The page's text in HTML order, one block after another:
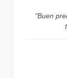
"Buen